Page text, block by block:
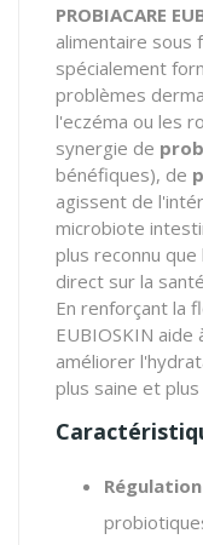
PROBIACARE
alimentaire sous
spécialement
problèmes
l'eczéma ou les
synergie de
bénéfiques), de
agissent de
microbiote
plus reconnu
direct sur la
En renforçant la
EUBIOSKIN
améliorer
plus saine et